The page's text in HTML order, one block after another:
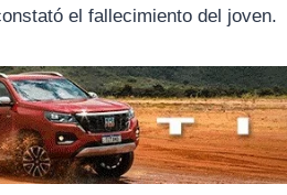
el fallecimiento del joven.